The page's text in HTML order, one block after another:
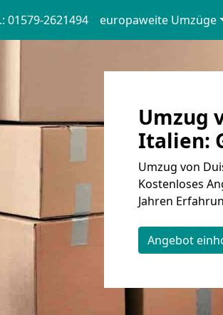
01579-2621494 europaweite Umzüge
Umzug
Italien:
Umzug von
Kostenloses
Jahren
Angebot